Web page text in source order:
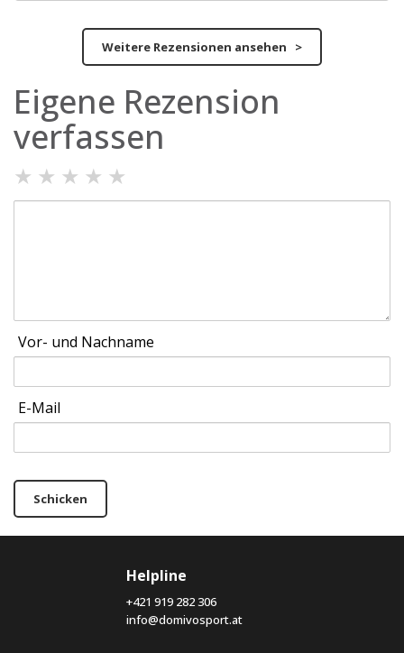
Weitere Rezensionen ansehen >
Eigene Rezension
verfassen
★ ★ ★ ★ ★
Vor- und Nachname
E-Mail
Schicken
Helpline
+421 919 282 306
info@domivosport.at